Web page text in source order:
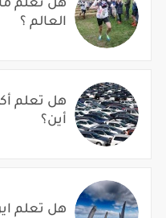
هل تعلم
العالم ؟
هل تعلم
أين؟
هل تعلم